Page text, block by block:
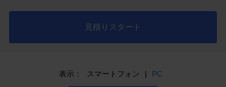
見積りスタート
表示： スマートフォン | PC